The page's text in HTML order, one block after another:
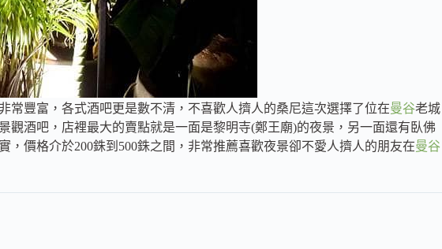
常豐富，各式酒吧更是數不清，不喜歡人擠人的桑尼這次選擇了位在曼谷老城
景觀酒吧，店裡最大的賣點就是一面是黎明寺(鄭王廟)的夜景，另一面還有臥佛
，價格介於200銖到500銖之間，非常推薦喜歡夜景卻不愛人擠人的朋友在曼谷